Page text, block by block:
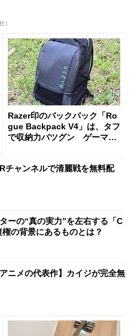
）
Razer印のバックパック「Ro
gue Backpack V4」は、タフ
で収納力バツグン ゲーマー
Rチャンネルで清麗戦を無料配
ーの“真の実力”を左右する「C
の背景にあるものとは？
アニメの代表作】カイジが完全無